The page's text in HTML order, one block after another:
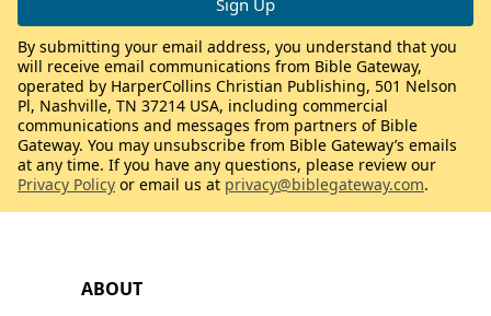
ABOUT
By submitting your email address, you understand that you
will receive email communications from Bible Gateway,
operated by HarperCollins Christian Publishing, 501 Nelson
Pl, Nashville, TN 37214 USA, including commercial
communications and messages from partners of Bible
Gateway. You may unsubscribe from Bible Gateway’s emails
at any time. If you have any questions, please review our
Privacy Policy or email us at privacy@biblegateway.com.